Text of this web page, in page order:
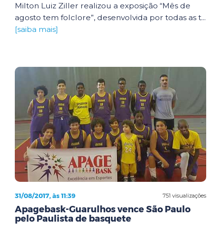
Milton Luiz Ziller realizou a exposição “Mês de
agosto tem folclore”, desenvolvida por todas as t...
[saiba mais]
751 visualizações
31/08/2017, às 11:39
Apagebask-Guarulhos vence São Paulo
pelo Paulista de basquete